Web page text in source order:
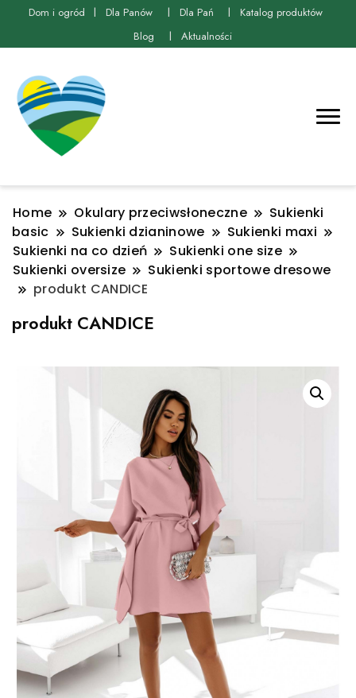
Dom i ogród Dla Panów Dla Pań
Katalog produktów
Blog
Aktualności
Home Okulary przeciwsłoneczne
Sukienki
basic
Sukienki dzianinowe
Sukienki maxi
Sukienki na co dzień
Sukienki one size
Sukienki oversize
Sukienki sportowe dresowe
produkt CANDICE
produkt CANDICE